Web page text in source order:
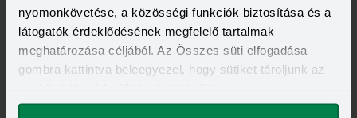
nyomonkövetése, a közösségi funkciók biztosítása és a
látogatók érdeklődésének megfelelő tartalmak
meghatározása céljából. Az Összes süti elfogadása
gombra kattintva beleegyezel, hogy sütiket tároljunk az
megváltoztathatod.
OTP Nyugdíjpénztár Facebook